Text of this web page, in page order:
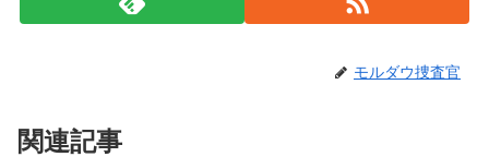
モルダウ捜査官
関連記事